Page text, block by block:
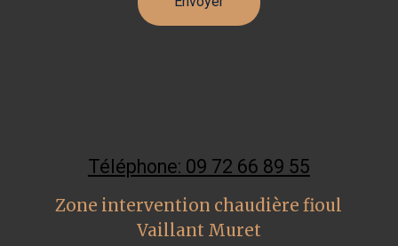
Téléphone: 09 72 66 89 55
Zone intervention chaudière fioul
Vaillant Muret